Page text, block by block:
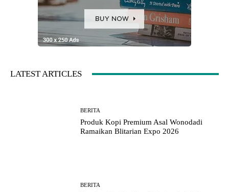
LATEST ARTICLES
BERITA
Produk Kopi Premium Asal Wonodadi
Ramaikan Blitarian Expo 2026
BERITA